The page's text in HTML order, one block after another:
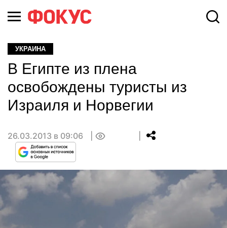
УКРАИНА
В Египте из плена
освобождены туристы из
Израиля и Норвегии
26.03.2013 в 09:06